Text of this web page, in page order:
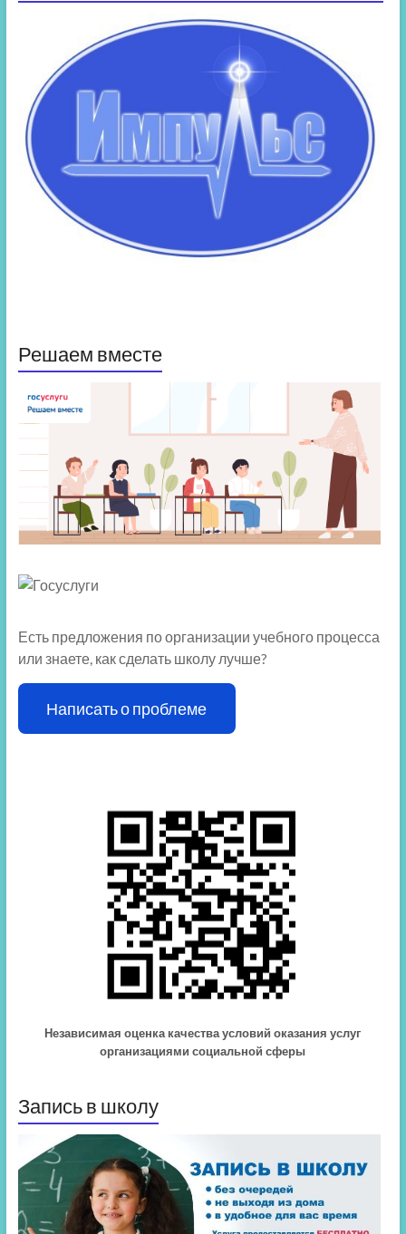
Решаем вместе
Есть предложения по организации учебного процесса
или знаете, как сделать школу лучше?
Написать о проблеме
Независимая оценка качества условий оказания услуг
организациями социальной сферы
Запись в школу